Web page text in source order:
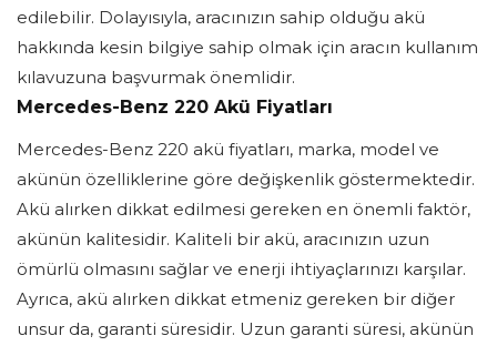
edilebilir. Dolayısıyla, aracınızın sahip olduğu akü
hakkında kesin bilgiye sahip olmak için aracın kullanım
kılavuzuna başvurmak önemlidir.
Mercedes-Benz 220 Akü Fiyatları
Mercedes-Benz 220 akü fiyatları, marka, model ve
akünün özelliklerine göre değişkenlik göstermektedir.
Akü alırken dikkat edilmesi gereken en önemli faktör,
akünün kalitesidir. Kaliteli bir akü, aracınızın uzun
ömürlü olmasını sağlar ve enerji ihtiyaçlarınızı karşılar.
Ayrıca, akü alırken dikkat etmeniz gereken bir diğer
unsur da, garanti süresidir. Uzun garanti süresi, akünün